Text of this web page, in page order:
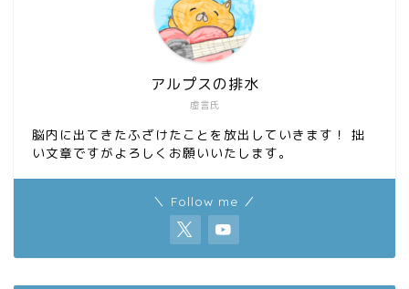
虚言氏
アルプスの排水
脳内に出てきたふざけたことを放出していきます！ 拙
い文章ですがよろしくお願いいたします。
＼ Follow me ／